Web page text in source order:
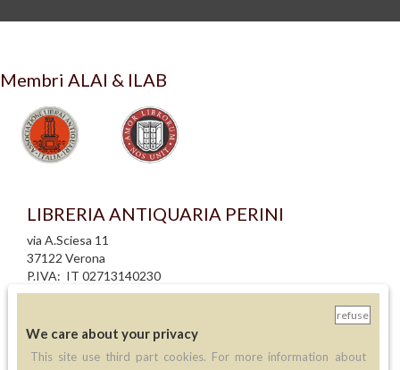
Membri ALAI & ILAB
LIBRERIA ANTIQUARIA PERINI
via A.Sciesa 11
37122 Verona
P.IVA: IT 02713140230
informativa privacy
creazione siti internet
refuse
We care about your privacy
This site use third part cookies. For more information about